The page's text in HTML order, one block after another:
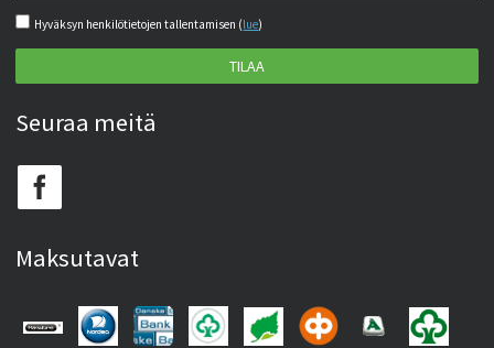
Hyväksyn henkilötietojen tallentamisen (lue)
TILAA
Seuraa meitä
Maksutavat